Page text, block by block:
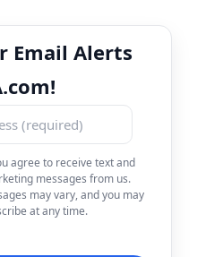
Email Alerts
agree to receive text and
messages from us.
may vary, and you may
at any time.